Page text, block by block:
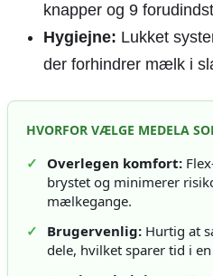
knapper og 9
Hygiejne: Lukket
der forhindrer mælk i
HVORFOR VÆLGE MEDELA
✓ Overlegen komfort:
brystet og minimerer
mælkegange.
✓
Brugervenlig: Hurtig at
dele, hvilket sparer tid i